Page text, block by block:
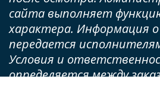
сайта выполняет
характера. Информация о
передается
Условия и
определяется между